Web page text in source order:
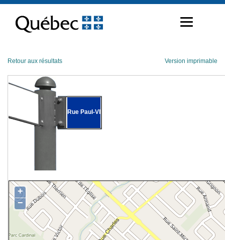
contenu
Retour aux résultats Version imprimable
Rue Paul-VI
+
−